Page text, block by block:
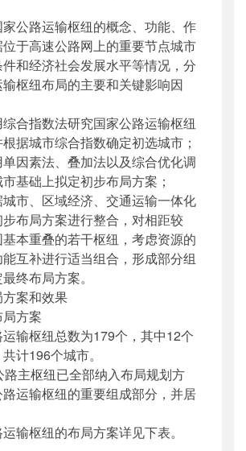
路运输枢纽的概念、功能、作
于高速公路网上的重要节点城市
和经济社会发展水平等情况，分
枢纽布局的主要和关键影响因
指数法研究国家公路运输枢纽
据城市综合指数确定初选城市；
素法、叠加法以及综合优化调
基础上拟定初步布局方案；
、区域经济、交通运输一体化
布局方案进行整合，对相距较
本重叠的若干枢纽，考虑资源的
互补进行适当组合，形成部分组
终布局方案。
案和效果
方案
枢纽总数为179个，其中12个
计196个城市。
主枢纽已全部纳入布局规划方
运输枢纽的重要组成部分，并居
枢纽的布局方案详见下表。